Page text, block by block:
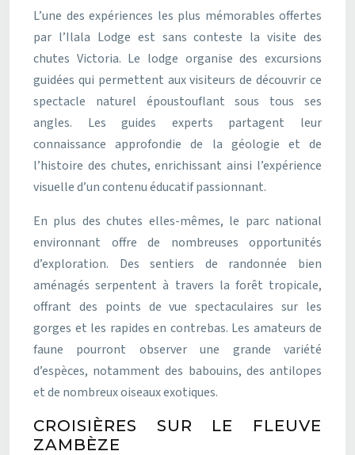
L’une des expériences les plus mémorables offertes
par l’Ilala Lodge est sans conteste la visite des
chutes Victoria. Le lodge organise des excursions
guidées qui permettent aux visiteurs de découvrir ce
spectacle naturel époustouflant sous tous ses
angles. Les guides experts partagent leur
connaissance approfondie de la géologie et de
l’histoire des chutes, enrichissant ainsi l’expérience
visuelle d’un contenu éducatif passionnant.
En plus des chutes elles-mêmes, le parc national
environnant offre de nombreuses opportunités
d’exploration. Des sentiers de randonnée bien
aménagés serpentent à travers la forêt tropicale,
offrant des points de vue spectaculaires sur les
gorges et les rapides en contrebas. Les amateurs de
faune pourront observer une grande variété
d’espèces, notamment des babouins, des antilopes
et de nombreux oiseaux exotiques.
CROISIÈRES SUR LE FLEUVE
ZAMBÈZE